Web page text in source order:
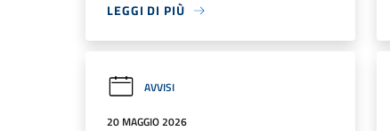
LEGGI DI PIÙ
AVVISI
20 MAGGIO 2026